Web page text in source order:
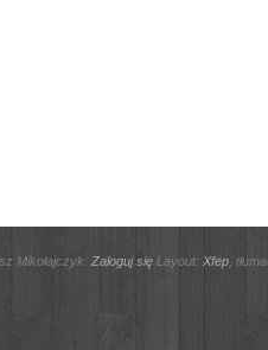
Mikołajczyk. Zaloguj sięLayout: Xfep,